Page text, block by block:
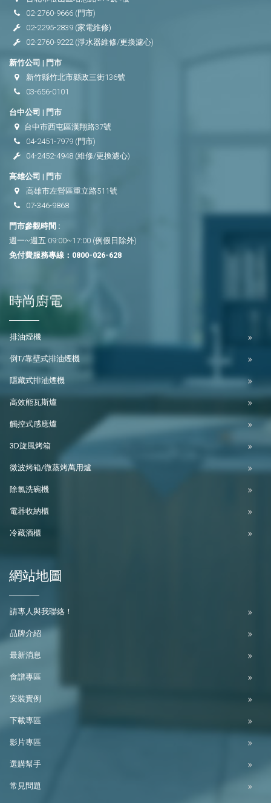
02-2760-9666 (門市)
02-2295-2839 (家電維修)
02-2760-9222(淨水器維修/更換濾心)
新竹公司 | 門市
新竹縣竹北市縣政三街136號
03-656-0101
台中公司 | 門市
台中市西屯區漢翔路37號
04-2451-7979 (門市)
04-2452-4948 (維修/更換濾心)
高雄公司 | 門市
高雄市左營區重立路511號
07-346-9868
門市參觀時間 :
週一~週五 09:00~17:00 (例假日除外)
免付費服務專線： 0800-026-628
時尚廚電
排油煙機
倒T/靠壁式排油煙機
隱藏式排油煙機
高效能瓦斯爐
觸控式感應爐
3D旋風烤箱
微波烤箱/微蒸烤萬用爐
除氯洗碗機
電器收納櫃
冷藏酒櫃
網站地圖
請專人與我聯絡！
品牌介紹
最新消息
食譜專區
安裝實例
下載專區
影片專區
選購幫手
常見問題